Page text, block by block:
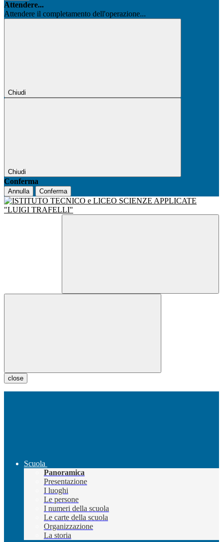
Attendere...
Attendere il completamento dell'operazione...
Chiudi
Chiudi
Conferma
Annulla Conferma
close
Scuola
Panoramica
Presentazione
I luoghi
Le persone
I numeri della scuola
Le carte della scuola
Organizzazione
La storia